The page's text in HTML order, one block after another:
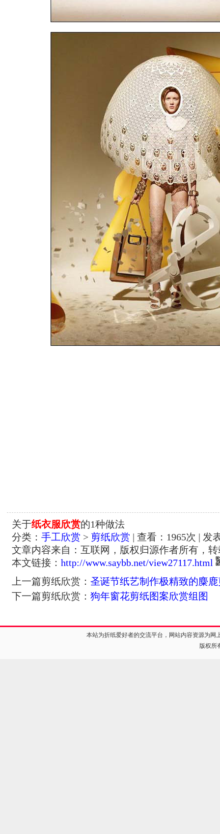
关于纸衣服欣赏的1种做法
分类： 手工欣赏 > 剪纸欣赏 | 查看： 1965次 | 发
文章内容来自：互联网，版权归源作者所有，
本文链接： http://www.saybb.net/view27117.html
上一篇剪纸欣赏： 圣诞节纸艺制作极精致的麋
下一篇剪纸欣赏： 狗年窗花剪纸图案欣赏组图
本站为折纸爱好者的交流平台，网站内容资源为
版权所